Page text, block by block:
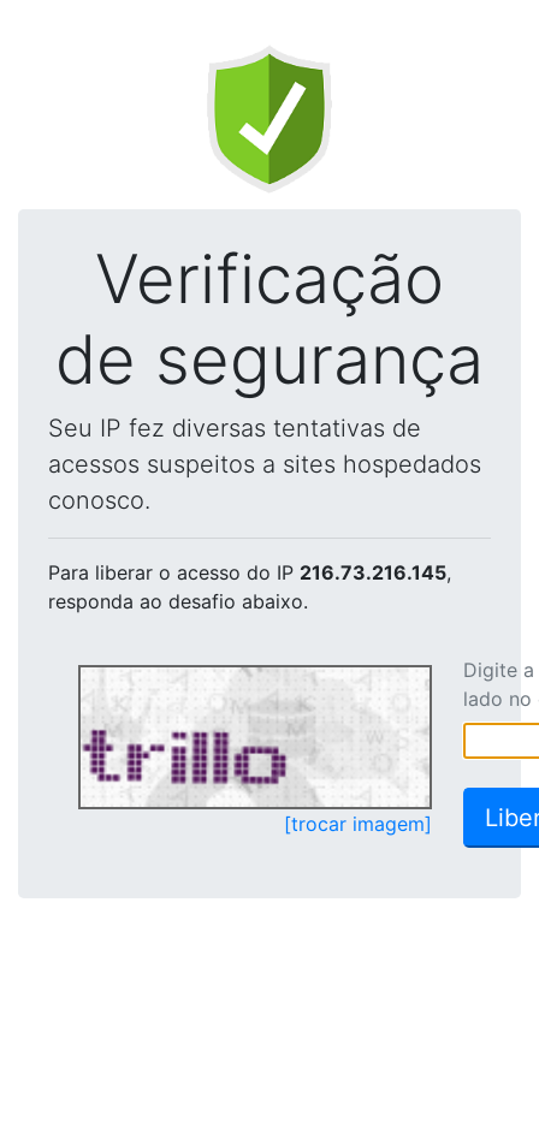
Verificação
de segurança
Seu IP fez diversas tentativas de
acessos suspeitos a sites hospedados
conosco.
Para liberar o acesso do IP 216.73.216.145,
responda ao desafio abaixo.
[trocar imagem]
Digite
lado no